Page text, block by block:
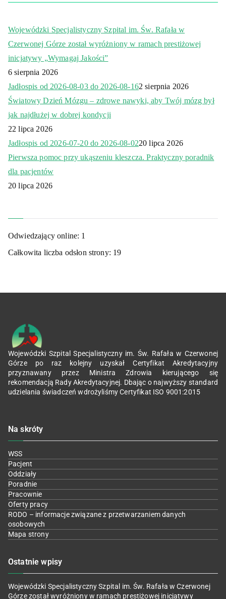
Wojewódzki Specjalistyczny Szpital im. Św. Rafała w
Czerwonej Górze został wyróżniony w ramach prestiżowej
inicjatywy „Wymagaj Jakości”
6 sierpnia 2026
Jadłospis od 2026-08-03 do 2026-08-162 sierpnia 2026
Światowy Dzień Mózgu – zdrowe nawyki, aby Twój mózg był
jak najdłużej w dobrej kondycji
22 lipca 2026
Jadłospis od 2026-07-20 do 2026-08-0220 lipca 2026
Pierwsza pomoc przy ukąszeniu kleszcza. Praktyczny poradnik
dla pacjentów
20 lipca 2026
Odwiedzający online: 1
Całkowita liczba odsłon strony: 19
Wojewódzki Szpital Specjalistyczny im. Św. Rafała w Czerwonej
Górze po raz kolejny uzyskał Certyfikat Akredytacyjny
przyznawany przez Ministra Zdrowia kierującego się
rekomendacją Rady Akredytacyjnej. Dbając o najwyższy standard
udzielania świadczeń wdrożyliśmy Certyfikat ISO 9001:2015
Na skróty
WSS
Pacjent
Oddziały
Poradnie
Pracownie
Oferty pracy
RODO – informacje związane z przetwarzaniem danych
osobowych
Mapa strony
Ostatnie wpisy
Wojewódzki Specjalistyczny Szpital im. Św. Rafała w Czerwonej
Górze został wyróżniony w ramach prestiżowej inicjatywy